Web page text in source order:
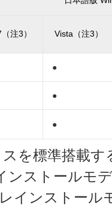
注3） Vista（注3）
●
●
●
を標準搭載
ンストールモ
インストー